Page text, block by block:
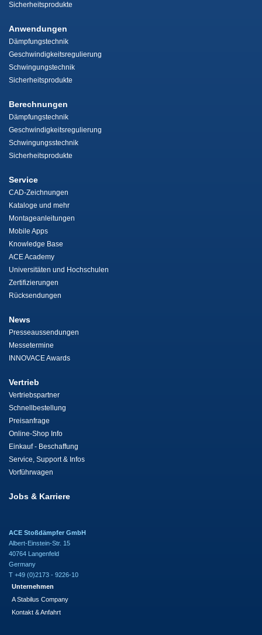
Sicherheitsprodukte
Anwendungen
Dämpfungstechnik
Geschwindigkeitsregulierung
Schwingungstechnik
Sicherheitsprodukte
Berechnungen
Dämpfungstechnik
Geschwindigkeitsregulierung
Schwingungsstechnik
Sicherheitsprodukte
Service
CAD-Zeichnungen
Kataloge und mehr
Montageanleitungen
Mobile Apps
Knowledge Base
ACE Academy
Universitäten und Hochschulen
Zertifizierungen
Rücksendungen
News
Presseaussendungen
Messetermine
INNOVACE Awards
Vertrieb
Vertriebspartner
Schnellbestellung
Preisanfrage
Online-Shop Info
Einkauf - Beschaffung
Service, Support & Infos
Vorführwagen
Jobs & Karriere
ACE Stoßdämpfer GmbH
Albert-Einstein-Str. 15
40764 Langenfeld
Germany
T +49 (0)2173 - 9226-10
Unternehmen
A Stabilus Company
Kontakt & Anfahrt